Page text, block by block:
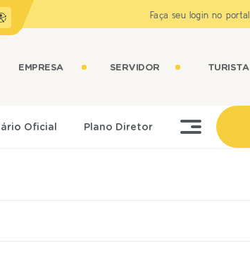
Faça seu login no portal
EMPRESA SERVIDOR TURISTA
Oficial Plano Diretor